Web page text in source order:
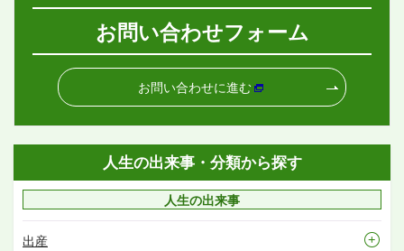
お問い合わせフォーム
お問い合わせに進む
人生の出来事・分類から探す
人生の出来事
出産